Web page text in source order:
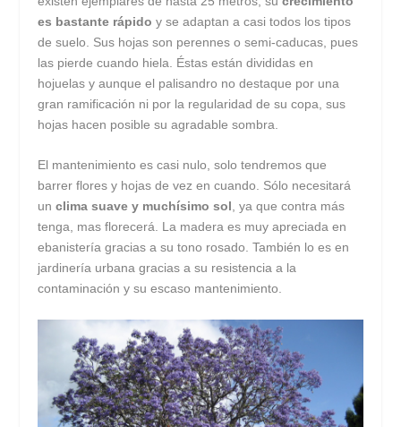
es bastante rápidoy se adaptan a casi todos los tipos
de suelo. Sus hojas son perennes o semi-caducas, pues
las pierde cuando hiela. Éstas están divididas en
hojuelas y aunque el palisandro no destaque por una
gran ramificación ni por la regularidad de su copa, sus
hojas hacen posible su agradable sombra.
El mantenimiento es casi nulo, solo tendremos que
barrer flores y hojas de vez en cuando. Sólo necesitará
unclima suave y muchísimo sol , ya que contra más
tenga, mas florecerá. La madera es muy apreciada en
ebanistería gracias a su tono rosado. También lo es en
jardinería urbana gracias a su resistencia a la
contaminación y su escaso mantenimiento.